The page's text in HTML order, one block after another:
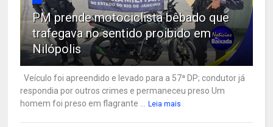
PM prende motociclista bêbado que
trafegava no sentido proibido em
Nilópolis
Veículo foi apreendido e levado para a 57ª DP; condutor já
respondia por outros crimes e permaneceu preso Um
homem foi preso em flagrante ...
Leia mais